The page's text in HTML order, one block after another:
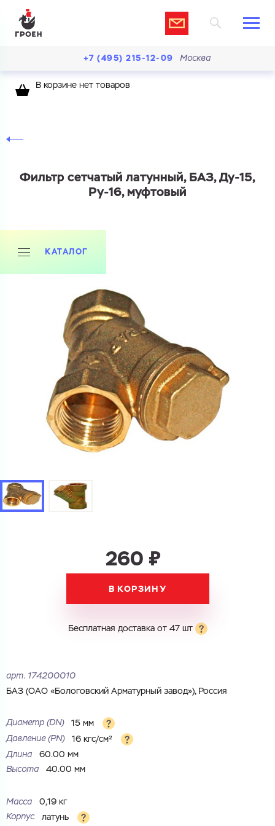
Купить как физ. лицо
Купить как юр. лицо
Имя
Номер телефона
Комментарий
Cоглашаюсь на обработку персональных данных
Номер телефона
Перечислите товары, которые вас интересуют
и укажите какую информацию вы хотите по ним
получить. Мы свяжемся с вами в ближайшее время.
Запросить КП
Запросить Счёт
Номер телефона
Электронная почта
МБ)
ГОТОВО
+7 (495) 215-12-09 Москва
В корзине нет товаров
Фильтр сетчатый латунный, БАЗ, Ду-15,
Ру-16, муфтовый
КАТАЛОГ
260 ₽
В КОРЗИНУ
Бесплатная доставка от 47 шт
арт. 174200010
БАЗ (ОАО «Бологовский Арматурный завод»), Россия
Диаметр (DN)
15 мм
Давление (РN)
16 кгс/см²
Длина
60.00 мм
Высота
40.00 мм
Масса
0,19 кг
Корпус
латунь